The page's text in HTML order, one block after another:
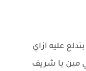
عليه ازاي
مين يا شريف